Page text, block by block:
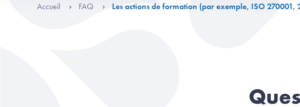
Accueil FAQ Les actions de formation (par exemple, ISO 270001,